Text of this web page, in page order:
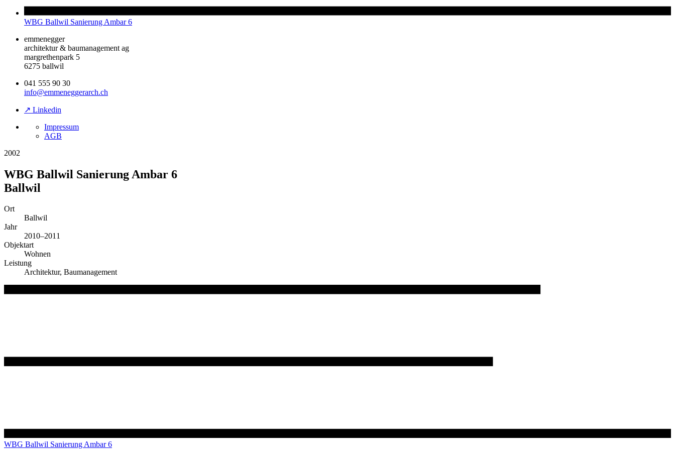
WBG Ballwil Sanierung Ambar 6
emmenegger
architektur & baumanagement ag
margrethenpark 5
6275 ballwil
041 555 90 30
info@emmeneggerarch.ch
↗ Linkedin
Impressum
AGB
2002
WBG Ballwil Sanierung Ambar 6
Ballwil
Ort
Ballwil
Jahr
2010–2011
Objektart
Wohnen
Leistung
Architektur, Baumanagement
WBG Ballwil Sanierung Ambar 6